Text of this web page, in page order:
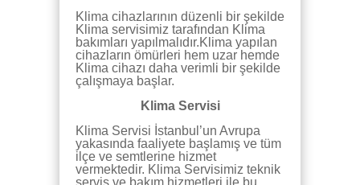
Klima cihazlarının düzenli bir şekilde
Klima servisimiz tarafından Klima
bakımları yapılmalıdır.Klima yapılan
cihazların ömürleri hem uzar hemde
Klima cihazı daha verimli bir şekilde
çalışmaya başlar.
Klima Servisi
Klima Servisi İstanbul’un Avrupa
yakasında faaliyete başlamış ve tüm
ilçe ve semtlerine hizmet
vermektedir. Klima Servisimiz teknik